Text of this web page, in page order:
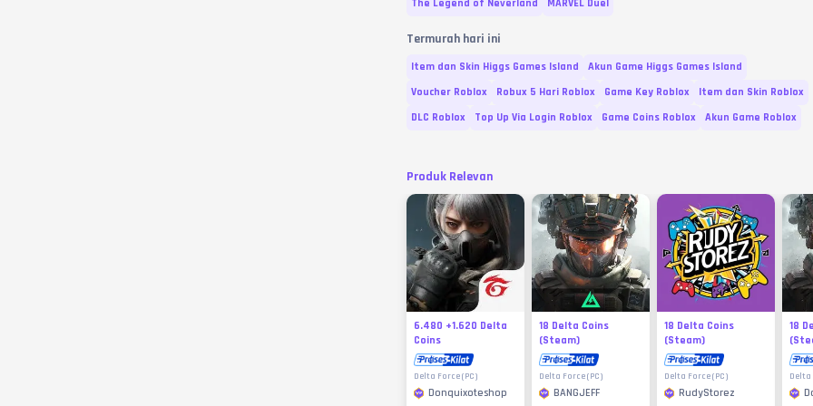
The Legend of Neverland
MARVEL Duel
Termurah hari ini
Item dan Skin Higgs Games Island
Akun Game Higgs Games Island
Voucher Roblox
Robux 5 Hari Roblox Game Key Roblox
Item dan Skin Roblox
DLC Roblox
Top Up Via Login Roblox Game Coins Roblox Akun Game Roblox
Produk Relevan
6.480 +1.620 Delta
Coins
Delta Force (PC)
Donquixoteshop
18 Delta Coins
(Steam)
Delta Force (PC)
BANGJEFF
18 Delta Coins
(Steam)
Delta Force (PC)
RudyStorez
18
Delta